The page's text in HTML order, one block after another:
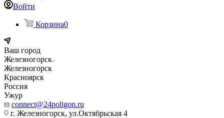
Войти
Корзина0
Ваш город
Железногорск
Железногорск
Красноярск
Россия
Ужур
connect@24poligon.ru
г. Железногорск, ул.Октябрьская 4